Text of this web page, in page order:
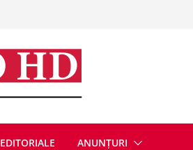
EDITORIALE ANUNȚURI